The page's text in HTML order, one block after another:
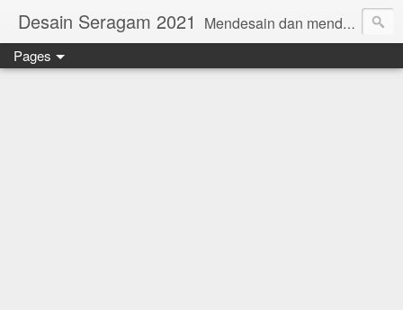
Desain Seragam 2021 Mendesain dan mendesain ulang SERAGAM KERJA 2018 www.rumahjahit.com
Pages